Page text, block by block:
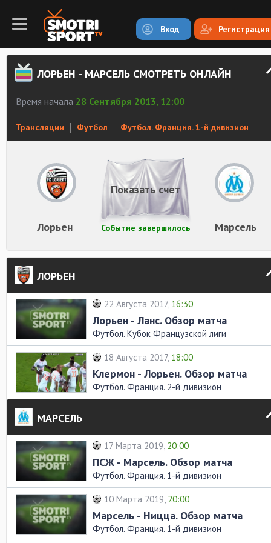
Вход Регистрация
ЛОРЬЕН - МАРСЕЛЬ СМОТРЕТЬ ОНЛАЙН
Время начала 28 Сентября 2013, 12:00
Трансляции Футбол Футбол. Франция. 1-й дивизион
Лорьен Марсель
Событие завершилось
Показать счет
ЛОРЬЕН
22 Августа 2017, 16:30
Лорьен - Ланс. Обзор матча
Футбол. Кубок Французской лиги
18 Августа 2017, 18:00
Клермон - Лорьен. Обзор матча
Футбол. Франция. 2-й дивизион
МАРСЕЛЬ
17 Марта 2019, 20:00
ПСЖ - Марсель. Обзор матча
Футбол. Франция. 1-й дивизион
10 Марта 2019, 20:00
Марсель - Ницца. Обзор матча
Футбол. Франция. 1-й дивизион